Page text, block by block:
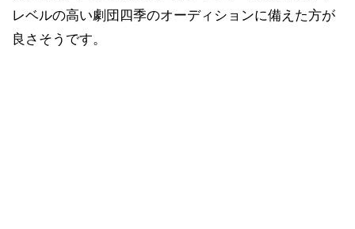
レベルの高い劇団四季のオーディションに備えた方が
良さそうです。